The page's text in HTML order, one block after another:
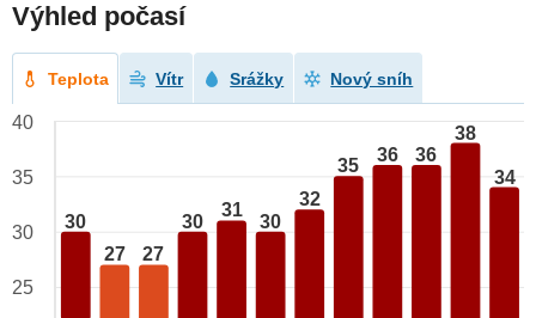
Výhled počasí
Teplota Vítr Srážky Nový sníh
30
27 27
30
31
30
32
35
36 36
38
34
40
35
30
25